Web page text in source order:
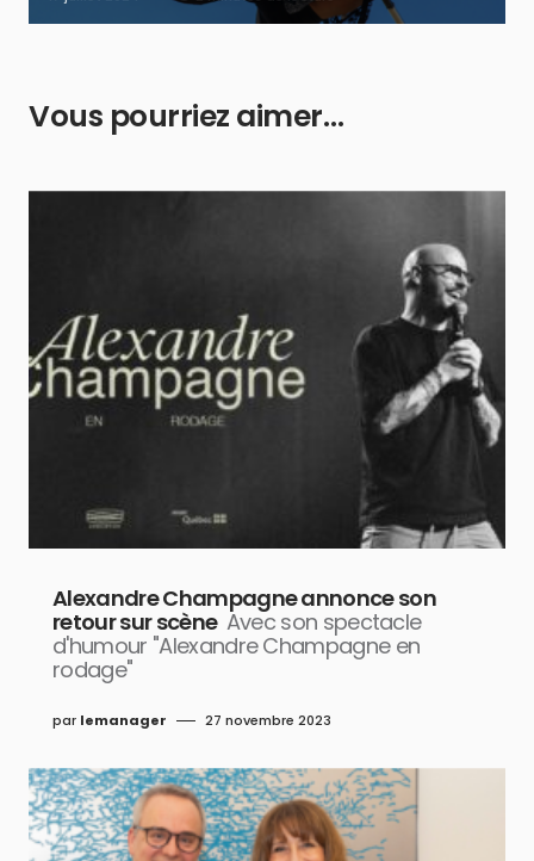
Vous pourriez aimer…
Alexandre Champagne annonce son
retour sur scène Avec son spectacle
d'humour "Alexandre Champagne en
rodage"
par lemanager 27 novembre 2023